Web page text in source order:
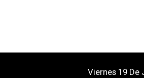
Viernes 19 De